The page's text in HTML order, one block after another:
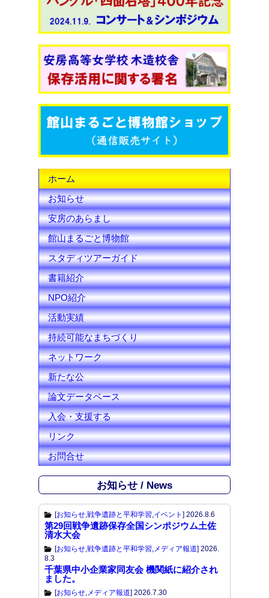
e
b
o
o
t
t
e
r
T
u
b
e
C
h
n
n
e
l
ホーム
お知らせ
安房のあらまし
館山まるごと博物館
スタディツアーガイド
書籍紹介
NPO紹介
活動実績
持続可能なまちづくり
ネットワーク
新たな公
論文データベース
入会・支援する
リンク
お問合せ
お知らせ / News
[お知らせ,戦争遺跡と平和学習,イベント ] 2026.8.6
第29回戦争遺跡保存全国シンポジウム土佐
清水大会
[お知らせ,戦争遺跡と平和学習,メディア報道] 2026.
8.3
千葉県中小企業家同友会 機関紙に紹介され
ました。
[お知らせ,メディア報道] 2026.7.30